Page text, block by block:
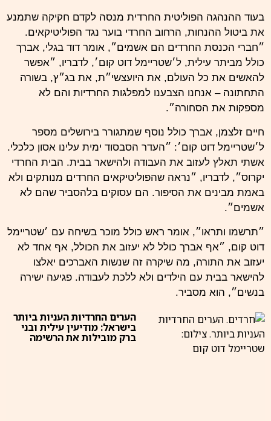
בעוד ההנהגה הפוליטית החרדית מנסה לקדם חקיקה שתמנע
את ביטול ההנחות, הרחוב החרדי בוער נגד הפוליטיקאים.
״חברי הכנסת החרדים הם אשמים״, אומר דוד בגלי, אברך
כולל מביתר עילית, ל׳שטריימל דוט קום׳, לדבריו, ״אפשר
להאשים את כל העולם, את היועצשי״ת, את בג״ץ, בשורה
התחתונה – אנחנו הצבענו למפלגות החרדיות והם לא
מספקות את הסחורה״.
חיים זלצמן, אברך כולל נוסף שמתגורר בירושלים מספר
ל׳שטריימל דוט קום׳: ״העדר הסבסוד ימית עלינו אסון כלכלי.
אשתי תאלץ לעזוב את העבודה ולהישאר בבית. הבית החרדי
יקרוס״, לדבריו, ״נראה שהפוליטיקאים החרדים מנותקים ולא
באמת מבינים את הסיפור. הם עסוקים בלהסביר שהם לא
אשמים״.
״תרשמו ותראו״, אומר ראש כולל מוכר בשיחה עם ׳שטריימל
דוט קום, ״אף אברך כולל לא יעזוב את הכולל, אף אחד לא
יעזוב את התורה, מה שיקרה זה שנשות האברכים יאלצו
להישאר בבית עם הילדים ולא ללכת לעבודה. פגיעה ישירה
בנשים״, הוא מסביר.
הערים החרדיות העניות ביותר
בישראל: מודיעין עילית ובני
ברק מובילות את הרשימה